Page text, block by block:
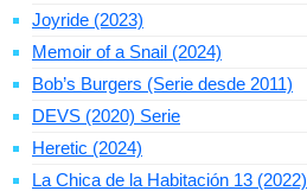
Joyride (2023)
Memoir of a Snail (2024)
Bob’s Burgers (Serie desde 2011)
DEVS (2020) Serie
Heretic (2024)
La Chica de la Habitación 13 (2022)